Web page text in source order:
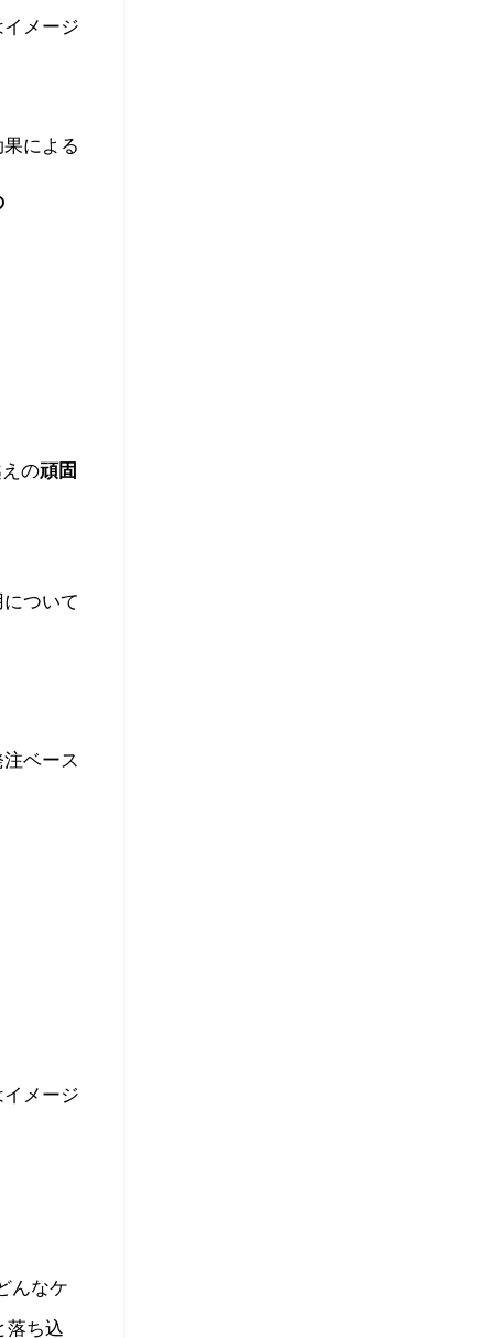
メージ
による
の頑固
ついて
ベース
メージ
んなケ
落ち込